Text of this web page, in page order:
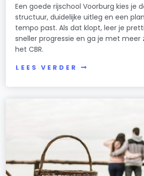
Een goede rijschool Voorburg kies je
structuur, duidelijke uitleg en een
tempo past. Als dat klopt, leer je
sneller progressie en ga je met meer
het CBR.
LEES VERDER